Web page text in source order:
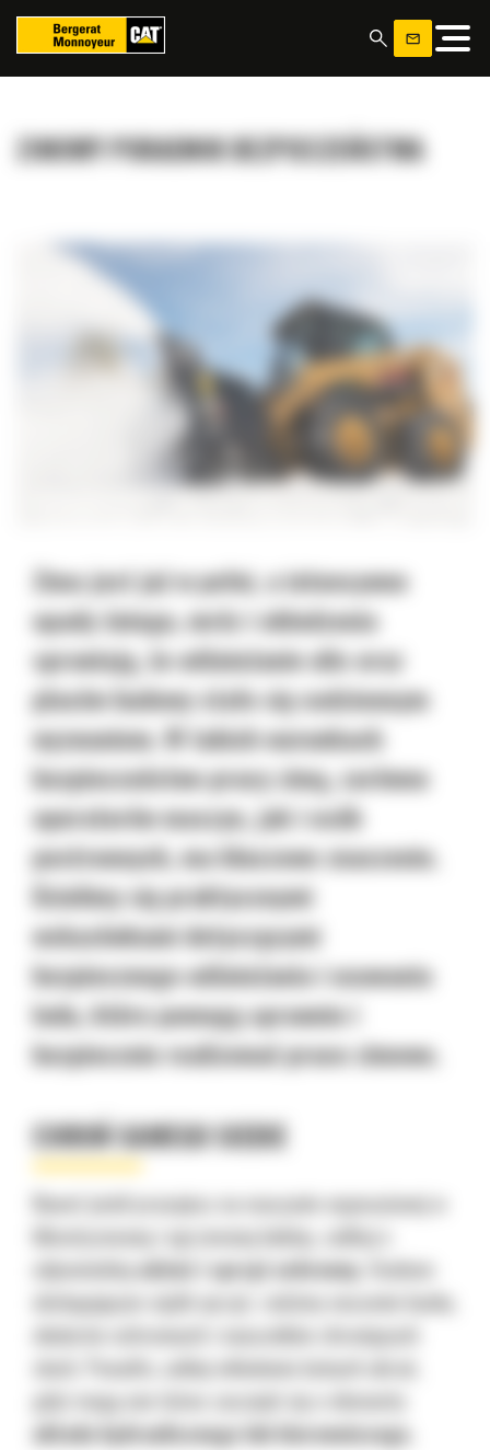
ZIMOWY PORADNIK BEZPIECZEŃSTWA
Zima jest już w pełni, a intensywne
opady śniegu, mróz i oblodzenia
sprawiają, że odśnieżanie ulic oraz
placów budowy stało się codziennym
wyzwaniem. W takich warunkach
bezpieczeństwo pracy zimą, zarówno
operatorów maszyn, jak i osób
postronnych, ma kluczowe znaczenie.
Dzielimy się praktycznymi
wskazówkami dotyczącymi
bezpiecznego odśnieżania i usuwania
lodu, które pomogą sprawnie i
bezpiecznie realizować prace zimowe.
CHROŃ SAMEGO SIEBIE
Nawet jeżeli pracujesz na maszynie wyposażonej w
klimatyzowaną i ogrzewaną kabinę, zadbaj o
odpowiedniąodzież i sprzęt ochronny.
Osobom
obsługującym ciężki sprzęt, radzimy noszenie kasku,
okularów ochronnych i nauszników chroniących
słuch. Ponadto, unikaj wkładania luźnych ubrań,
gdyż mogą one łatwo zaczepić się o elementy
układu hydraulicznego lub kierowniczego.
Panel zarządzania plikami cookies